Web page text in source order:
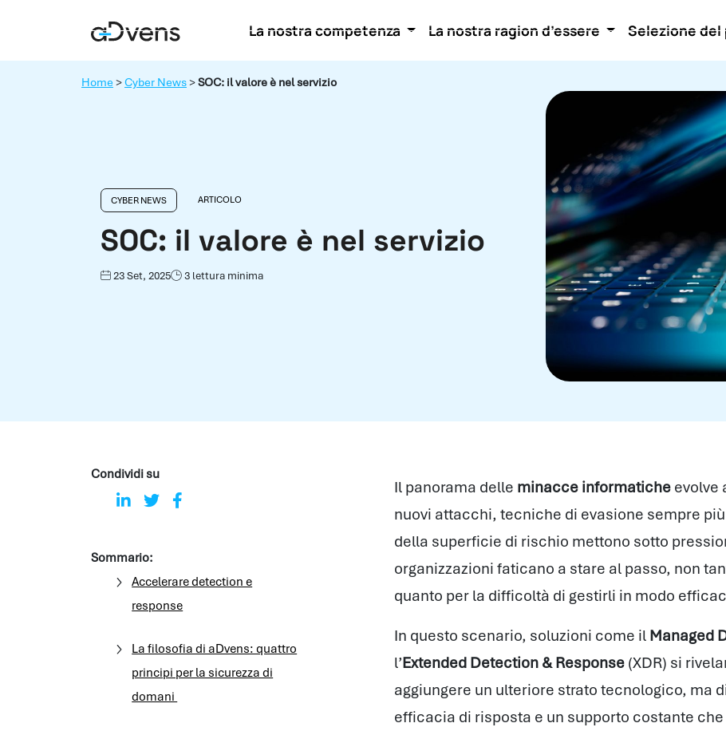
contenuto
La nostra competenza La nostra ragion d’essere Selezione del
Home >Cyber News>SOC: il valore è nel servizio
CYBER NEWS ARTICOLO
SOC: il valore è nel servizio
23 Set, 2025 3 lettura minima
Condividi su
Sommario:
Accelerare detection e
response
La filosofia di aDvens: quattro
principi per la sicurezza di
domani
Il panorama delle minacce informatiche evolve
nuovi attacchi, tecniche di evasione sempre
della superficie di rischio mettono sotto
organizzazioni faticano a stare al passo, non
quanto per la difficoltà di gestirli in modo
In questo scenario, soluzioni come il Managed
l’Extended Detection & Response (XDR) si
aggiungere un ulteriore strato tecnologico, ma
efficacia di risposta e un supporto costante